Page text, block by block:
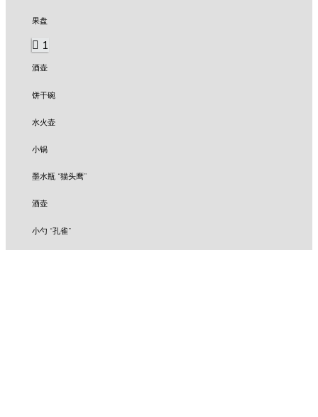
果盘
1
酒壶
饼干碗
水火壶
小锅
墨水瓶 “猫头鹰”
酒壶
小勺 “孔雀”